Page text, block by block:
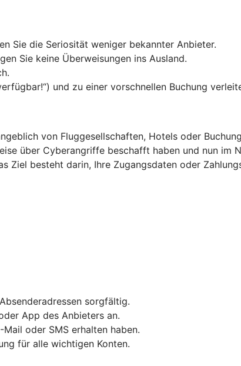
Sie die Seriosität weniger bekannter Anbieter.
Sie keine Überweisungen ins Ausland.
und zu einer vorschnellen Buchung
von Fluggesellschaften, Hotels oder
über Cyberangriffe beschafft haben und nun im
Ziel besteht darin, Ihre Zugangsdaten oder
sorgfältig.
App des Anbieters an.
oder SMS erhalten haben.
für alle wichtigen Konten.